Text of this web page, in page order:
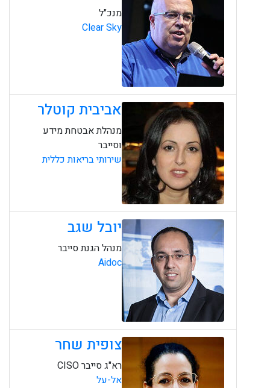
מנכ"ל
Clear Sky
אביבית קוטלר
מנהלת אבטחת מידע
וסייבר
שירותי בריאות כללית
יובל שגב
מנהל הגנת סייבר
Aidoc
צופית שחר
רא"ג סייבר CISO
אל-על